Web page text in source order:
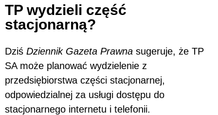
TP wydzieli część
stacjonarną?
Dziś Dziennik Gazeta Prawna sugeruje, że TP
SA może planować wydzielenie z
przedsiębiorstwa części stacjonarnej,
odpowiedzialnej za usługi dostępu do
stacjonarnego internetu i telefonii.